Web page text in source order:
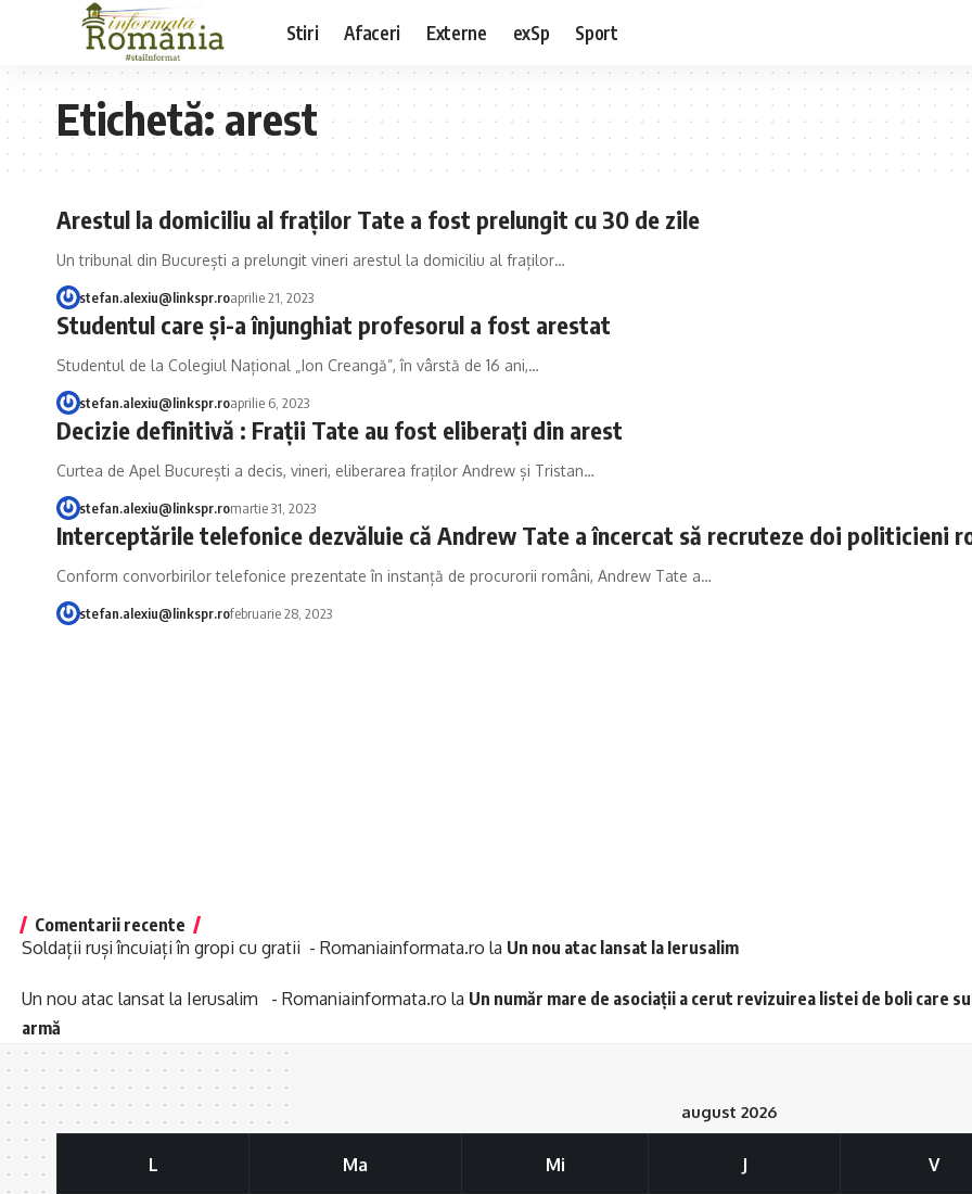
Stiri Afaceri Externe exSp Sport
Etichetă:arest
Arestul la domiciliu al fraților Tate a fost prelungit cu 30 de zile
Un tribunal din București a prelungit vineri arestul la domiciliu al fraților…
stefan.alexiu@linkspr.roaprilie 21, 2023
Studentul care și-a înjunghiat profesorul a fost arestat
Studentul de la Colegiul Național „Ion Creangă”, în vârstă de 16 ani,…
stefan.alexiu@linkspr.roaprilie 6, 2023
Decizie definitivă : Fraţii Tate au fost eliberați din arest
Curtea de Apel București a decis, vineri, eliberarea fraților Andrew și Tristan…
stefan.alexiu@linkspr.romartie 31, 2023
Interceptările telefonice dezvăluie că Andrew Tate a încercat să recruteze doi politicieni
Conform convorbirilor telefonice prezentate în instanță de procurorii români, Andrew Tate a…
stefan.alexiu@linkspr.rofebruarie 28, 2023
Comentarii recente
Soldații ruși încuiați în gropi cu gratii - Romaniainformata.ro la Un nou atac lansat la Ierusalim
Un nou atac lansat la Ierusalim - Romaniainformata.ro la Un număr mare de asociații a cerut revizuirea listei de boli care
armă
august 2026
L Ma Mi J V